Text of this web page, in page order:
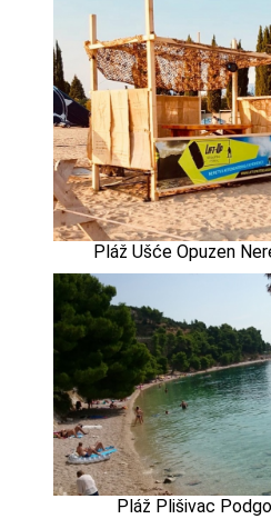
Pláž Ušće Opuzen
Pláž Plišivac